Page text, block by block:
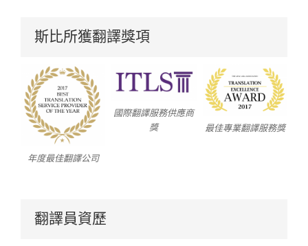
斯比所獲翻譯獎項
年度最佳翻譯公司
國際翻譯服務供應商
獎
最佳專業翻譯服務獎
翻譯員資歷